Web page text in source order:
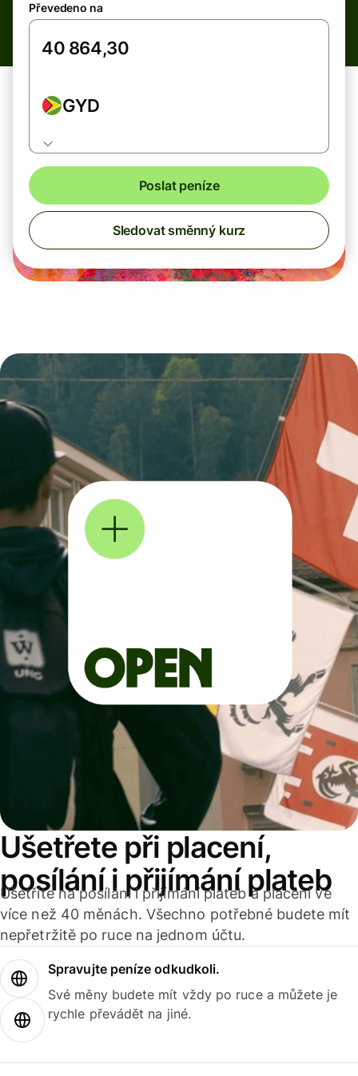
Převedeno na
GYD
Poslat peníze
Sledovat směnný kurz
Ušetřete při placení,
posílání i přijímání plateb
Ušetříte na posílání i přijímání plateb a placení ve
více než 40 měnách. Všechno potřebné budete mít
nepřetržitě po ruce na jednom účtu.
Spravujte peníze odkudkoli.
Své měny budete mít vždy po ruce a můžete je
rychle převádět na jiné.